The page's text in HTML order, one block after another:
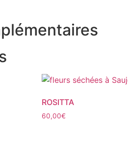
ROSITTA
60,00€